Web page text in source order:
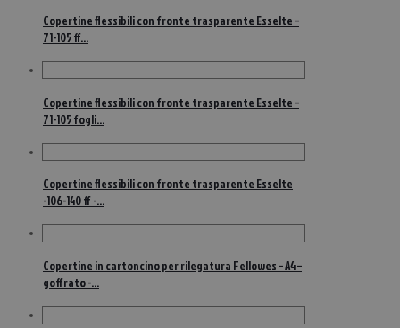
Copertine flessibili con fronte trasparente Esselte –
71-105 ff…
Copertine flessibili con fronte trasparente Esselte –
71-105 fogli…
Copertine flessibili con fronte trasparente Esselte
-106-140 ff -…
Copertine in cartoncino per rilegatura Fellowes – A4 –
goffrato -…